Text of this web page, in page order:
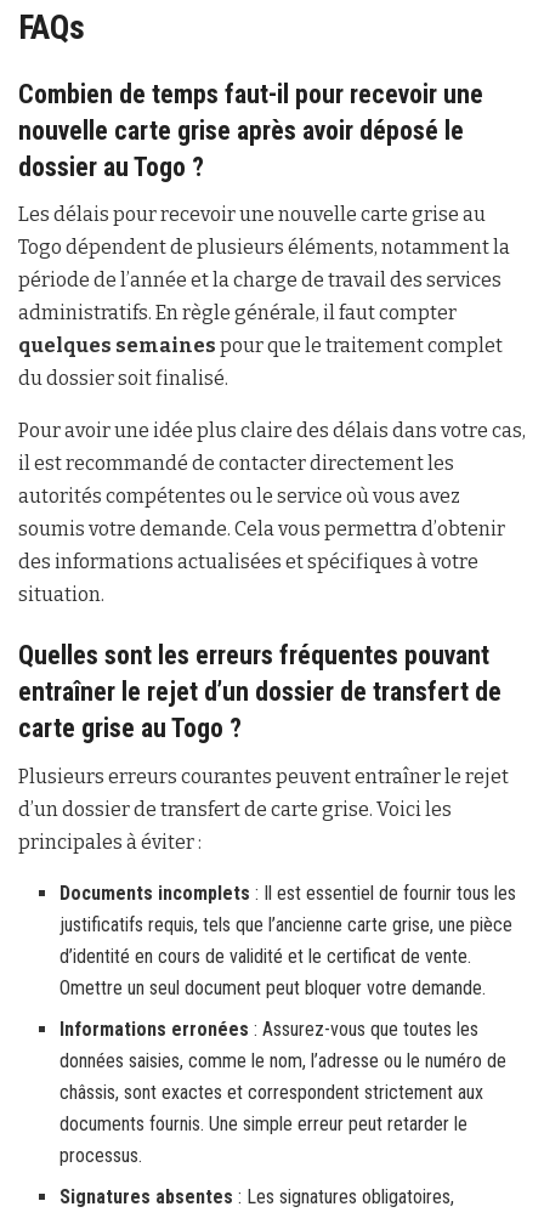
FAQs
Combien de temps faut-il pour recevoir une
nouvelle carte grise après avoir déposé le
dossier au Togo ?
Les délais pour recevoir une nouvelle carte grise au
Togo dépendent de plusieurs éléments, notamment la
période de l’année et la charge de travail des services
administratifs. En règle générale, il faut compter
quelques semaines pour que le traitement complet
du dossier soit finalisé.
Pour avoir une idée plus claire des délais dans votre cas,
il est recommandé de contacter directement les
autorités compétentes ou le service où vous avez
soumis votre demande. Cela vous permettra d’obtenir
des informations actualisées et spécifiques à votre
situation.
Quelles sont les erreurs fréquentes pouvant
entraîner le rejet d’un dossier de transfert de
carte grise au Togo ?
Plusieurs erreurs courantes peuvent entraîner le rejet
d’un dossier de transfert de carte grise. Voici les
principales à éviter :
Documents incomplets : Il est essentiel de fournir tous les
justificatifs requis, tels que l’ancienne carte grise, une pièce
d’identité en cours de validité et le certificat de vente.
Omettre un seul document peut bloquer votre demande.
Informations erronées : Assurez-vous que toutes les
données saisies, comme le nom, l’adresse ou le numéro de
châssis, sont exactes et correspondent strictement aux
documents fournis. Une simple erreur peut retarder le
processus.
Signatures absentes : Les signatures obligatoires,